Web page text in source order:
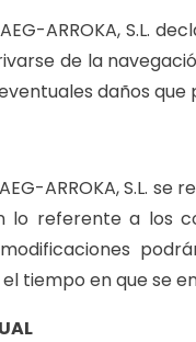
AEG-ARROKA,
de la
daños
AEG-ARROKA,
lo referente a los
tiempo en que se